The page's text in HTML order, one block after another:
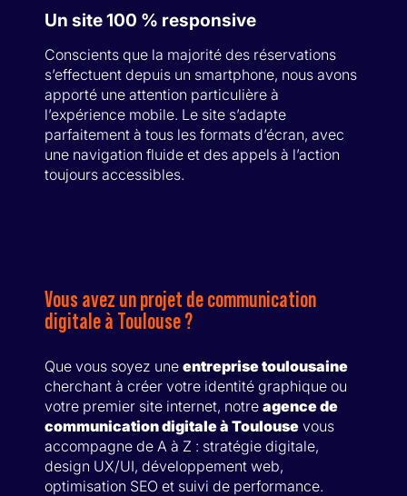
Un site 100 % responsive
Conscients que la majorité des réservations
s’effectuent depuis un smartphone, nous avons
apporté une attention particulière à
l’expérience mobile. Le site s’adapte
parfaitement à tous les formats d’écran, avec
une navigation fluide et des appels à l’action
toujours accessibles.
Vous avez un projet de communication
digitale à Toulouse ?
Que vous soyez une entreprise toulousaine
cherchant à créer votre identité graphique ou
votre premier site internet, notre agence de
communication digitale à Toulouse vous
accompagne de A à Z : stratégie digitale,
design UX/UI, développement web,
optimisation SEO et suivi de performance.